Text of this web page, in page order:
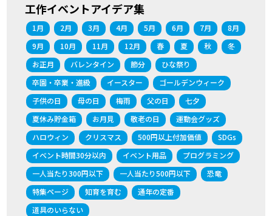
工作イベントアイデア集
1月 2月 3月 4月 5月 6月 7月
8月
9月
10月 11月 12月 春 夏 秋
冬
お正月
バレンタイン 節分
ひな祭り
卒園・卒業・進級
イースター
ゴールデンウィーク
子供の日
母の日 梅雨 父の日
七夕
夏休み貯金箱
お月見 敬老の日
運動会グッズ
ハロウィン
クリスマス 500円以上付加価値
SDGs
イベント時間30分以内
イベント用品
プログラミング
一人当たり300円以下
一人当たり500円以下
恐竜
特集ページ
知育を育む
通年の定番
道具のいらない